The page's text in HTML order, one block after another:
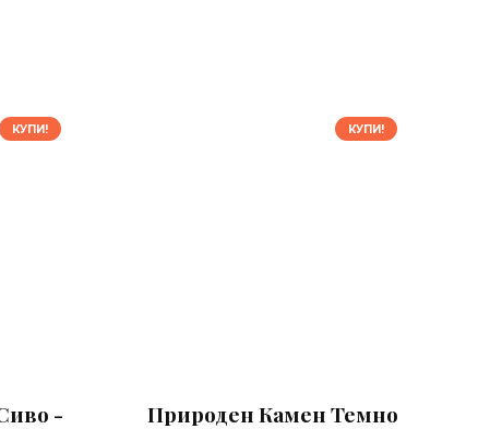
КУПИ!
-
КУПИ!
Природен Камен Темно